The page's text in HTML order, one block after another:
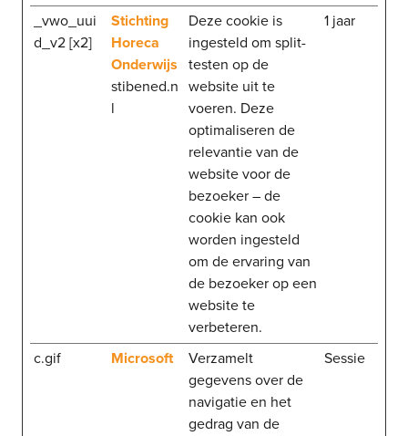
_vwo_uui
d_v2 [x2]
Stichting
Horeca
Onderwijs
stibened.n
l
Deze cookie is
ingesteld om split-
testen op de
website uit te
voeren. Deze
optimaliseren de
relevantie van de
website voor de
bezoeker – de
cookie kan ook
worden ingesteld
om de ervaring van
de bezoeker op een
website te
verbeteren.
1 jaar
c.gif Microsoft
Verzamelt
gegevens over de
navigatie en het
gedrag van de
Sessie